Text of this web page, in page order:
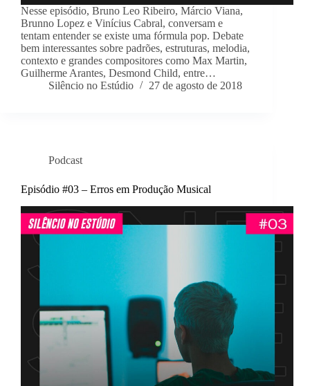
Nesse episódio, Bruno Leo Ribeiro, Márcio Viana,
Brunno Lopez e Vinícius Cabral, conversam e
tentam entender se existe uma fórmula pop. Debate
bem interessantes sobre padrões, estruturas, melodia,
contexto e grandes compositores como Max Martin,
Guilherme Arantes, Desmond Child, entre…
Silêncio no Estúdio
27 de agosto de 2018
Podcast
Episódio #03 – Erros em Produção Musical